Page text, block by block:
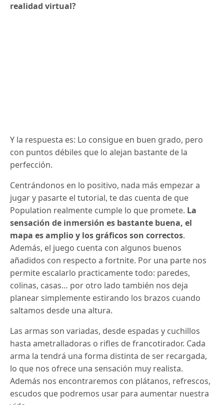
realidad virtual?
Y la respuesta es: Lo consigue en buen grado, pero
con puntos débiles que lo alejan bastante de la
perfección.
Centrándonos en lo positivo, nada más empezar a
jugar y pasarte el tutorial, te das cuenta de que
Population realmente cumple lo que promete. La
sensación de inmersión es bastante buena, el
mapa es amplio y los gráficos son correctos.
Además, el juego cuenta con algunos buenos
añadidos con respecto a fortnite. Por una parte nos
permite escalarlo practicamente todo: paredes,
colinas, casas… por otro lado también nos deja
planear simplemente estirando los brazos cuando
saltamos desde una altura.
Las armas son variadas, desde espadas y cuchillos
hasta ametralladoras o rifles de francotirador. Cada
arma la tendrá una forma distinta de ser recargada,
lo que nos ofrece una sensación muy realista.
Además nos encontraremos con plátanos, refrescos,
escudos que podremos usar para aumentar nuestra